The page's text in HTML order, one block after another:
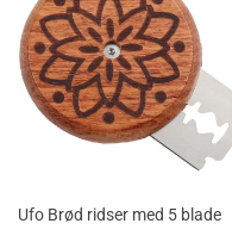
Ufo Brød ridser med 5 blade